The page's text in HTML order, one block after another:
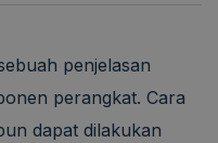
penjelasan
perangkat. Cara
dapat dilakukan